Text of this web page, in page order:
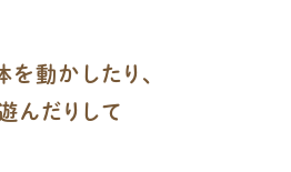
動かしたり、
んだりして